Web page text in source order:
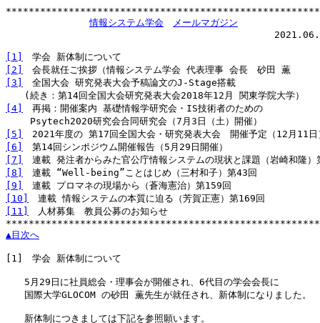
情報システム学会
メールマガジン
[1]
[2]
[3]
全国大会 研究発表大会予稿論文のJ-Stage搭載
[4]
再掲：開催案内 基礎情報学研究会・IS技術者のための
[5]
[6]
[7]
[8]
[9]
[10]
[11]
人材募集　教員公募のお知らせ
▲目次へ
[1] 学会 新体制について
5月29日に社員総会・理事会が開催され、6代目の学会会長に
国際大学GLOCOM の砂田 薫先生が就任され、新体制になりました。
新体制につきましては下記を参照願います。